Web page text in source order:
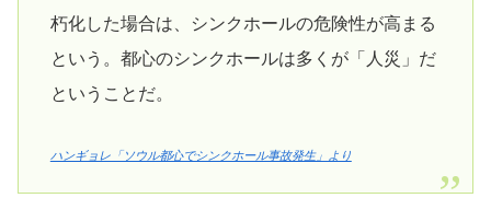
朽化した場合は、シンクホールの危険性が高まる
という。都心のシンクホールは多くが「人災」だ
ということだ。
ハンギョレ「ソウル都心でシンクホール事故発生」より